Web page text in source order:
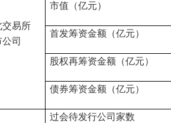
易所
司
市值（亿元）
首发筹资金额（亿元）
股权再筹资金额（亿元）
债券筹资金额（亿元）
过会待发行公司家数